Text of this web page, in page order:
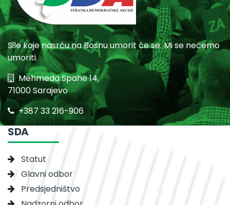
Sile koje nasrću na Bosnu umorit će se. Mi se nećemo
umoriti.
Mehmeda Spahe 14,
71000 Sarajevo
+387 33 216-906
SDA
Statut
Glavni odbor
Predsjedništvo